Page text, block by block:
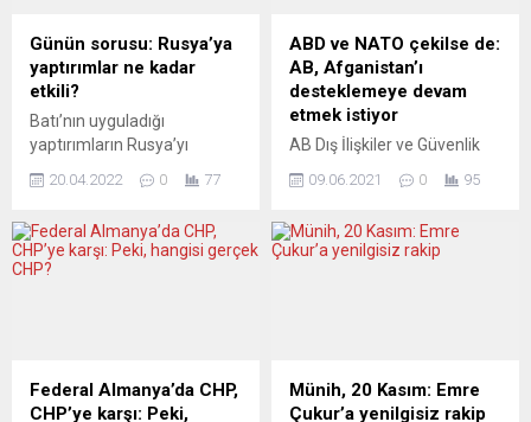
yılda Müslümanların
sayısının 900 bin arttığı ve
5,3 ila 5,6 milyon kişi
ulaştığı...
nüfus verilerine ilişkin
yaptığı basın
açıklamasında,...
Günün sorusu: Rusya’ya
yaptırımlar ne kadar
etkili?
Batı’nın uyguladığı
yaptırımların Rusya’yı
etkilediği tartıyşmaları,
gündeminden inmiyor.
Rusya Merkez Bankası
sert vuracağı konusunda
uyarıda bulundu. Konu,
20.04.2022 0 77
ABD ve NATO çekilse de:
AB, Afganistan’ı
desteklemeye devam
etmek istiyor
AB Dış İlişkiler ve Güvenlik
Josep Borrell: “Afganistan’la
istiyoruz. Batı gerçeği
ülkeden çekildiğinde, Afgan
NATO’nun askeri varlığını
sonlandırdığı Afganistan’ı
09.06.2021 0 95
Federal Almanya’da CHP,
CHP’ye karşı: Peki,
Münih, 20 Kasım: Emre
Çukur’a yenilgisiz rakip